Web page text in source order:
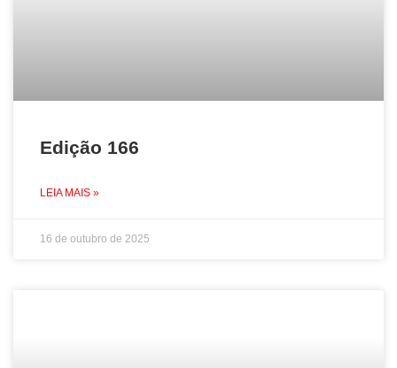
Edição 166
LEIA MAIS »
16 de outubro de 2025